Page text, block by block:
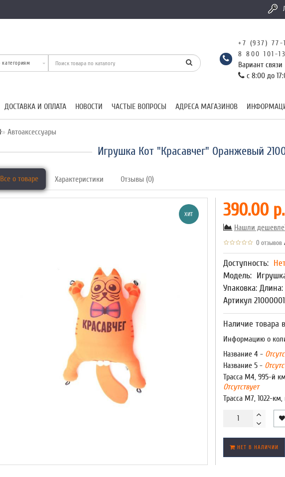
+7 (937) 77-
8 800 101-
Вариант связи
с 8:00 до
ДОСТАВКА И ОПЛАТА НОВОСТИ ЧАСТЫЕ ВОПРОСЫ АДРЕСА МАГАЗИНОВ
Автоаксессуары
Игрушка Кот "Красавчег" Оранжевый
Все о товаре Характеристики Отзывы (0)
ХИТ 390.00 р.
Нашли
0 отзывов
Доступность:
Модель:
Упаковка:
Артикул
Наличие товара
Информацию о
Название 4 -
Название 5 -
Трасса М4, 995-й
Отсутствует
Трасса М7, 1022-км,
НЕТ В НАЛИЧИИ